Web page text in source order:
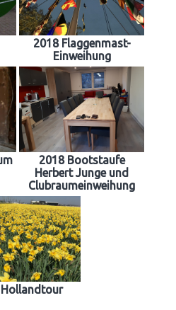
2018 Flaggenmast-
Einweihung
2018 Bootstaufe
Herbert Junge und
Clubraumeinweihung